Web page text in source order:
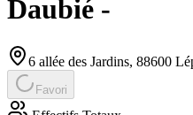
Daubié -
6 allée des Jardins, 88600
Favori